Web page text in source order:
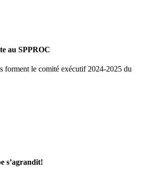
au SPPROC
s’agrandit!